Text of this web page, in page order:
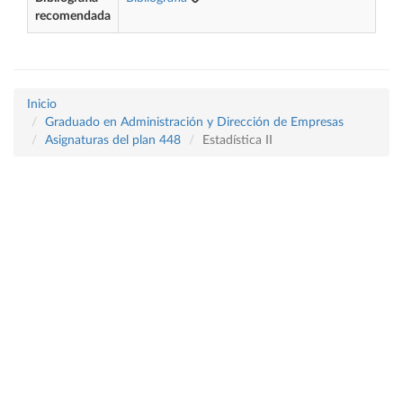
recomendada
Inicio
Graduado en Administración y Dirección de Empresas
Asignaturas del plan 448
Estadística II